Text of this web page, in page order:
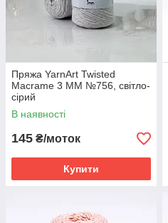
Пряжа YarnArt Twisted
Macrame 3 MM №756, світло-
сірий
В наявності
145 ₴/моток
Купити